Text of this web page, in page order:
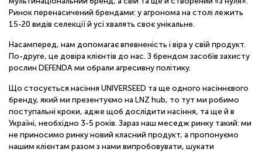
Ринок перенасичений брендами: у агронома на столі лежить
15-20 видів селекції й усі хвалять своє унікальне.
Насамперед, нам допомагає впевненість і віра у свій продукт.
По-друге, це довіра клієнтів до нас. З брендом засобів захисту
рослин DEFENDA ми обрали агресивну політику.
Що стосується насіння UNIVERSEED та ще одного насіннєвого
бренду, який ми презентуємо на LNZ hub, то тут ми робимо
поступальні кроки, адже щоб дослідити насіння, та ще й в
Україні, необхідно 3-5 років. Зараз наш меседж ринку такий: ми
не приносимо ринку новий класний продукт, а пропонуємо
нашим клієнтам разом з нами випробовувати, шукати